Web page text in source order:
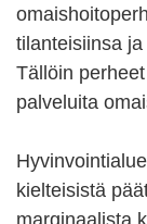
tilanteisiinsa
Tällöin
palveluita
kielteisistä
marginaalista